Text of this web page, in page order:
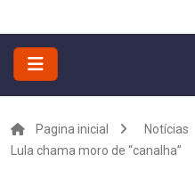
Pagina inicial Notícias
Lula chama moro de “canalha”